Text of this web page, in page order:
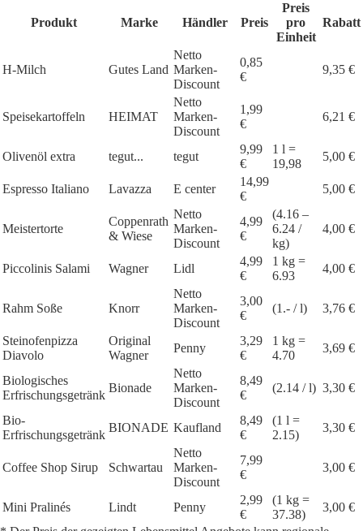
Produkt Marke Händler Preis
Preis
pro
Einheit
Rabatt
H-Milch Gutes Land
Netto
Marken-
Discount
0,85
€
9,35 €
Speisekartoffeln HEIMAT
Netto
Marken-
Discount
1,99
€
6,21 €
Olivenöl extra tegut... tegut
9,99
€
1 l =
19,98
5,00 €
Espresso Italiano Lavazza E center
14,99
€
5,00 €
Meistertorte
Coppenrath
& Wiese
Netto
Marken-
Discount
4,99
€
(4.16 –
6.24 /
kg)
4,00 €
Piccolinis Salami Wagner Lidl
4,99
€
1 kg =
6.93
4,00 €
Rahm Soße Knorr
Netto
Marken-
Discount
3,00
€
(1.- / l) 3,76 €
Steinofenpizza
Diavolo
Original
Wagner
Penny
3,29
€
1 kg =
4.70
3,69 €
Biologisches
Erfrischungsgetränk
Bionade
Netto
Marken-
Discount
8,49
€
(2.14 / l) 3,30 €
Bio-
Erfrischungsgetränk
BIONADE Kaufland
8,49
€
(1 l =
2.15)
3,30 €
Coffee Shop Sirup Schwartau
Netto
Marken-
Discount
7,99
€
3,00 €
Mini Pralinés Lindt Penny
2,99
€
(1 kg =
37.38)
3,00 €